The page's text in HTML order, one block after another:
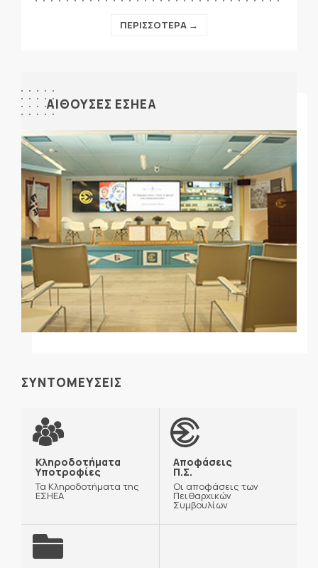
ΠΕΡΙΣΣΟΤΕΡΑ →
ΑΙΘΟΥΣΕΣ ΕΣΗΕΑ
ΣΥΝΤΟΜΕΥΣΕΙΣ
Κληροδοτήματα
Υποτροφίες
Τα Κληροδοτήματα της
ΕΣΗΕΑ
Αποφάσεις
Π.Σ.
Οι αποφάσεις των
Πειθαρχικών
Συμβουλίων